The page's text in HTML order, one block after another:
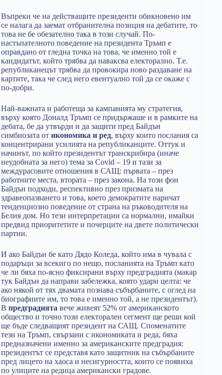
Въпреки че на действащите президенти обикновено им
се налага да заемат отбранителна позиция на дебатите, то
това не бе обезателно така в този случай. По-
настъпателното поведение на президента Тръмп е
оправдано от гледна точка на това, че именно той е
кандидатът, който трябва да наваксва електорално. Т.е.
републиканецът трябва да провокира ново раздаване на
картите, така че след него евентуално той да се окаже с
по-добри.
Най-важната и работеща за кампанията му стратегия,
върху която Доналд Тръмп се придържаше и в рамките на
дебата, бе да утвърди и да защити пред Байдън
симбиозата от икономика и ред, върху които послания са
концентрирани усилията на републиканците. Оттук и
начинът, по който президентът транскрибира (иначе
неудобната за него) тема за Covid – 19 и тази за
междурасовите отношения в САЩ: първата – през
работните места, втората – през закона. На този фон
Байдън подходи, респективно през призмата на
здравеопазването и това, което демократите наричат
тенденциозно поведение от страна на ръководителя на
Белия дом. Но тези интерпретации са нормални, имайки
предвид приоритетите и почерците на двете политически
партии.
И ако Байдън бе като Дядо Коледа, който има в чувала с
подаръци за всекиго по нещо, посланията на Тръмп като
че ли бяха по-ясно фиксирани върху предградията (макар
тук Байдън да направи забележка, която удари целта: че
ако някой от тях двамата познава събърбаните, с оглед на
биографиите им, то това е именно той, а не президентът).
В предградията вече живеят 52% от американското
общество и точно този електорален сегмент ще реши кой
ще бъде следващият президент на САЩ. Споменатите
тези на Тръмп, свързани с икономиката и реда, бяха
предназначени именно за американските предградия:
президентът се представя като защитник на събърбаните
пред лицето на хаоса и несигурността, които се появиха
по улиците на редица американски градове.